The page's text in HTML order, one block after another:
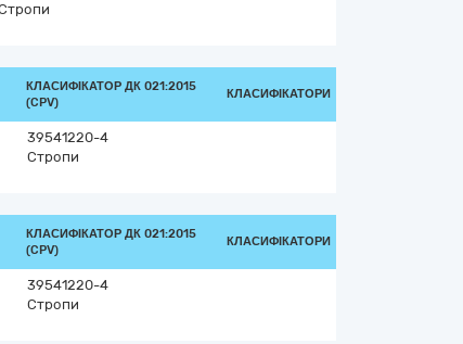
КЛАСИФІКАТОР ДК 021:2015
(CPV)
КЛАСИФІКАТОРИ
39541220-4
Стропи
КЛАСИФІКАТОР ДК 021:2015
(CPV)
КЛАСИФІКАТОРИ
39541220-4
Стропи